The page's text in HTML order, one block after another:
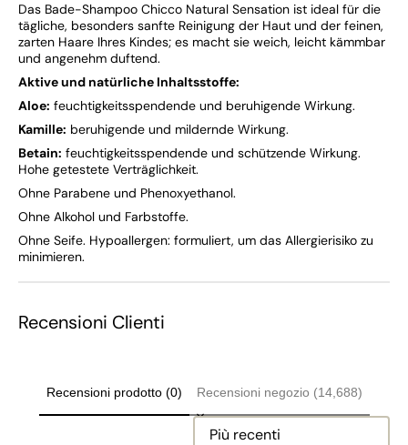
Das Bade-Shampoo Chicco Natural Sensation ist ideal für die
tägliche, besonders sanfte Reinigung der Haut und der feinen,
zarten Haare Ihres Kindes; es macht sie weich, leicht kämmbar
und angenehm duftend.
Aktive und natürliche Inhaltsstoffe:
Aloe: feuchtigkeitsspendende und beruhigende Wirkung.
Kamille: beruhigende und mildernde Wirkung.
Betain: feuchtigkeitsspendende und schützende Wirkung.
Hohe getestete Verträglichkeit.
Ohne Parabene und Phenoxyethanol.
Ohne Alkohol und Farbstoffe.
Ohne Seife. Hypoallergen: formuliert, um das Allergierisiko zu
minimieren.
Recensioni Clienti
Recensioni prodotto (0) Recensioni negozio (14,688)
Sort reviews by